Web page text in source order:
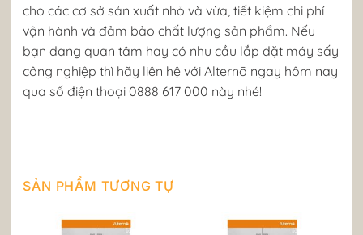
cho các cơ sở sản xuất nhỏ và vừa, tiết kiệm chi phí
vận hành và đảm bảo chất lượng sản phẩm. Nếu
bạn đang quan tâm hay có nhu cầu lắp đặt máy sấy
công nghiệp thì hãy liên hệ với Alternō ngay hôm nay
qua số điện thoại 0888 617 000 này nhé!
SẢN PHẨM TƯƠNG TỰ